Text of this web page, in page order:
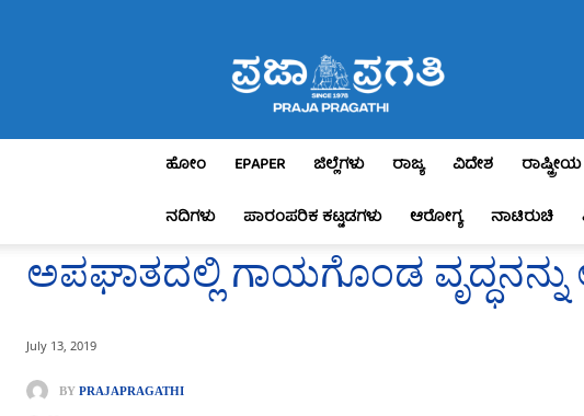
Pragathi
ಹೋಂ EPAPER ಜಿಲ್ಲೆಗಳು ರಾಜ್ಯ ವಿದೇಶ ರಾಷ್ಟ್ರೀಯ
ನದಿಗಳು
ಪಾರಂಪರಿಕ ಕಟ್ಟಡಗಳು ಆರೋಗ್ಯ ನಾಟಿರುಚಿ
ಅಪಘಾತದಲ್ಲಿ ಗಾಯಗೊಂಡ
July 13, 2019
BY PRAJAPRAGATHI